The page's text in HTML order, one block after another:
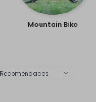
Mountain Bike
Recomendados